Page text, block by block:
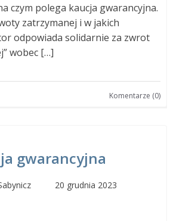
czym polega kaucja gwarancyjna.
zatrzymanej i w jakich
odpowiada solidarnie za zwrot
wobec […]
Komentarze (0)
gwarancyjna
20 grudnia 2023